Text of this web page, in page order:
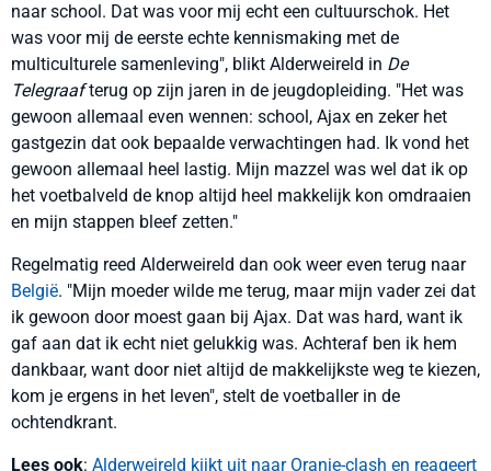
naar school. Dat was voor mij echt een cultuurschok. Het
was voor mij de eerste echte kennismaking met de
multiculturele samenleving", blikt Alderweireld in De
Telegraafterug op zijn jaren in de jeugdopleiding. "Het was
gewoon allemaal even wennen: school, Ajax en zeker het
gastgezin dat ook bepaalde verwachtingen had. Ik vond het
gewoon allemaal heel lastig. Mijn mazzel was wel dat ik op
het voetbalveld de knop altijd heel makkelijk kon omdraaien
en mijn stappen bleef zetten."
Regelmatig reed Alderweireld dan ook weer even terug naar
België. "Mijn moeder wilde me terug, maar mijn vader zei dat
ik gewoon door moest gaan bij Ajax. Dat was hard, want ik
gaf aan dat ik echt niet gelukkig was. Achteraf ben ik hem
dankbaar, want door niet altijd de makkelijkste weg te kiezen,
kom je ergens in het leven", stelt de voetballer in de
ochtendkrant.
Lees ook: Alderweireld kijkt uit naar Oranje-clash en reageert